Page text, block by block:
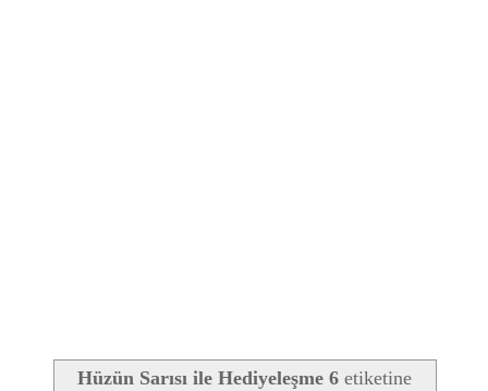
Hüzün Sarısı ile Hediyeleşme 6etiketine